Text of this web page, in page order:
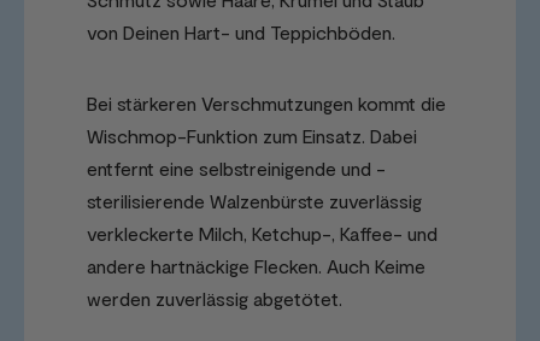
von Deinen Hart- und Teppichböden.
Bei stärkeren Verschmutzungen kommt die
Wischmop-Funktion zum Einsatz. Dabei
entfernt eine selbstreinigende und -
sterilisierende Walzenbürste zuverlässig
verkleckerte Milch, Ketchup-, Kaffee- und
andere hartnäckige Flecken. Auch Keime
werden zuverlässig abgetötet.